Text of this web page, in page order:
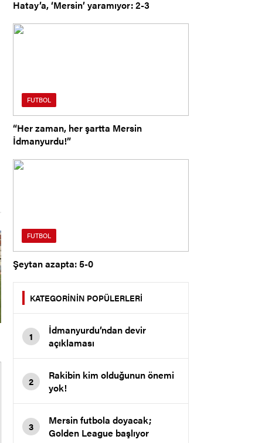
Hatay’a, ‘Mersin’ yaramıyor: 2-3
FUTBOL
“Her zaman, her şartta Mersin
İdmanyurdu!”
FUTBOL
Şeytan azapta: 5-0
KATEGORİNİN POPÜLERLERİ
1
İdmanyurdu’ndan devir
açıklaması
2
Rakibin kim olduğunun önemi
yok!
3
Mersin futbola doyacak;
Golden League başlıyor